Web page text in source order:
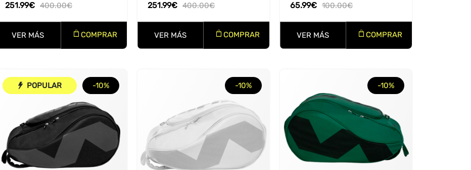
400.00€
251.99€
VER MÁS COMPRAR
400.00€
251.99€
VER MÁS COMPRAR
100.00€
65.99€
VER MÁS COMPRAR
POPULAR -10% -10% -10%